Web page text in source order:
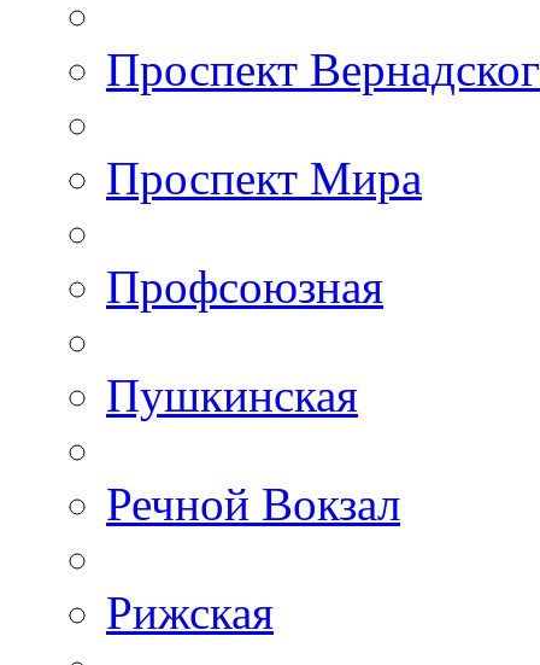
Проспект
Проспект Мира
Профсоюзная
Пушкинская
Речной Вокзал
Рижская